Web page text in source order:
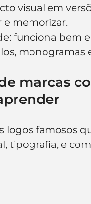
visual em
e memorizar.
funciona bem
monogramas
marcas
logos famosos
tipografia, e